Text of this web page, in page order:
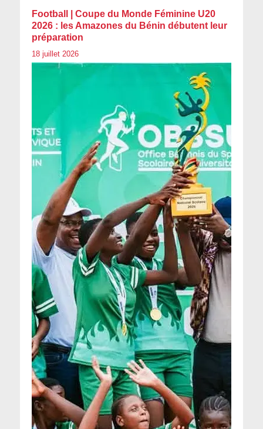
Football | Coupe du Monde Féminine U20
2026 : les Amazones du Bénin débutent leur
préparation
18 juillet 2026